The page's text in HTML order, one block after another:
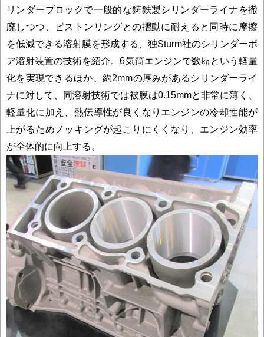
リンダーブロックで一般的な鋳鉄製シリンダーライナを撤
廃しつつ、ピストンリングとの摺動に耐えると同時に摩擦
を低減できる溶射膜を形成する、独Sturm社のシリンダーボ
ア溶射装置の技術を紹介。6気筒エンジンで数㎏という軽量
化を実現できるほか、約2mmの厚みがあるシリンダーライ
ナに対して、同溶射技術では被膜は0.15mmと非常に薄く、
軽量化に加え、熱伝導性が良くなりエンジンの冷却性能が
上がるためノッキングが起こりにくくなり、エンジン効率
が全体的に向上する。